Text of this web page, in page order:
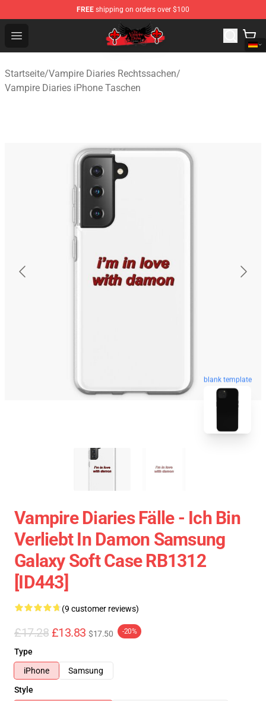
FREE shipping on orders over $100
Open menu
The Vampire Diaries Shop - Official The Vampire
Startseite/Vampire Diaries Rechtssachen/
Vampire Diaries iPhone Taschen
blank template
Vampire Diaries Fälle - Ich Bin
Verliebt In Damon Samsung
Galaxy Soft Case RB1312
[ID443]
(9 customer reviews)
£17.28 £13.83 $17.50 -20%
Type
iPhone
Samsung
Style